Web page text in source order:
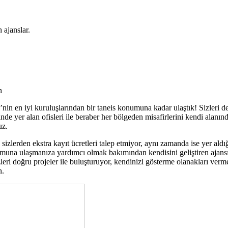
ajanslar.
en iyi kuruluşlarından bir taneis konumuna kadar ulaştık! Sizleri
yer alan ofisleri ile beraber her bölgeden misafirlerini kendi
ekstra kayıt ücretleri talep etmiyor, aynı zamanda ise yer
ulaşmanıza yardımcı olmak bakımından kendisini geliştiren
doğru projeler ile buluşturuyor, kendinizi gösterme olanakları